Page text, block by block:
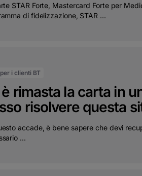
STAR Forte, Mastercard Forte per
di fidelizzazione, STAR ...
i clienti BT
rimasta la carta in
risolvere questa
accade, è bene sapere che devi
...